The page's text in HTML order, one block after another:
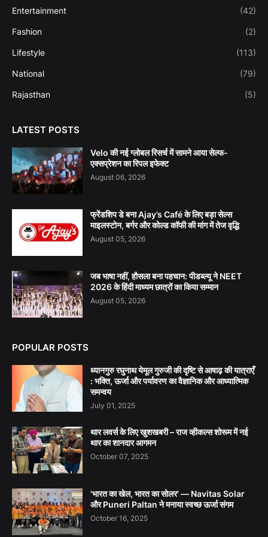
Entertainment (42)
Fashion (2)
Lifestyle (113)
National (79)
Rajasthan (5)
LATEST POSTS
Velo की नई ग्लोबल रिसर्च में सामने आया सेल्फ-
एक्सप्रेशन का रिपल इफेक्ट
August 06, 2026
फ्रेंडशिप डे बना Ajay’s Café के लिए बड़ा सेल्स
माइलस्टोन, बर्गर और कोल्ड कॉफी की मांग में तेज वृद्धि
August 05, 2026
जब भाषा नहीं, हौसला बना पहचान: पीडब्ल्यू ने NEET
2026 के हिंदी माध्यम छात्रों का किया सम्मान
August 05, 2026
POPULAR POSTS
ध्यानगुरु रघुनाथ येमूल गुरुजी की दृष्टि से आषाढ़ की यात्राएँ
: भक्ति, ऊर्जा और पर्यावरण का वैज्ञानिक और आध्यात्मिक
समन्वय
July 01, 2025
थार लवर्स के लिए खुशखबरी – राज व्हीकल्स शोरूम में नई
थार का शानदार आगमन
October 07, 2025
'भारत का खेल, भारत का सोलर' — Navitas Solar
और Puneri Paltan ने मनाया स्वच्छ ऊर्जा संगम
October 16, 2025